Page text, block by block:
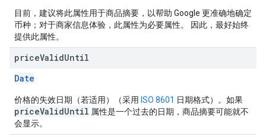
目前，建议将此属性用于商品摘要，以帮助 Google 更准确地确定
币种；对于商家信息体验，此属性为必要属性。 因此，最好始终
提供此属性。
priceValidUntil
Date
价格的失效日期（若适用）（采用 ISO 8601 日期格式）。如果
priceValidUntil 属性是一个过去的日期，商品摘要可能就不
会显示。